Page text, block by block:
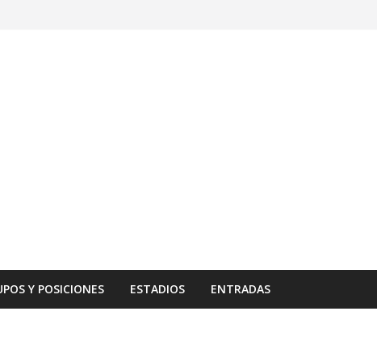
Y POSICIONES ESTADIOS ENTRADAS